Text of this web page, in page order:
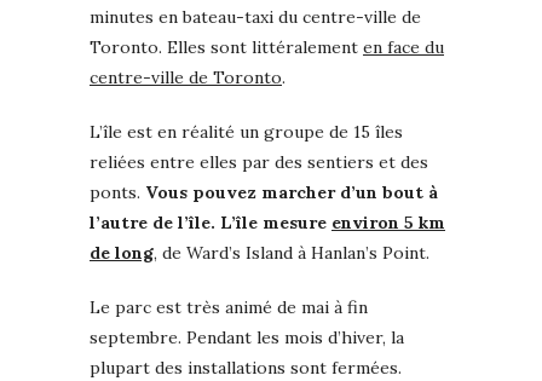
minutes en bateau-taxi du centre-ville de
Toronto. Elles sont littéralement en face du
centre-ville de Toronto.
L’île est en réalité un groupe de 15 îles
reliées entre elles par des sentiers et des
ponts. Vous pouvez marcher d’un bout à
l’autre de l’île. L’île mesure environ 5 km
de long, de Ward’s Island à Hanlan’s Point.
Le parc est très animé de mai à fin
septembre. Pendant les mois d’hiver, la
plupart des installations sont fermées.